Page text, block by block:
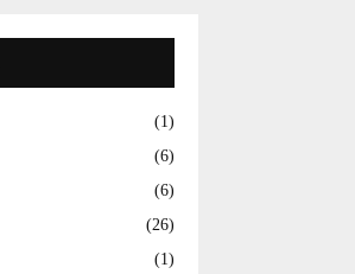
(1)
(6)
(6)
(26)
(1)